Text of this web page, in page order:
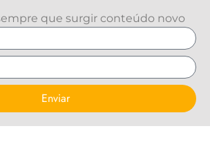
que surgir conteúdo novo
Enviar